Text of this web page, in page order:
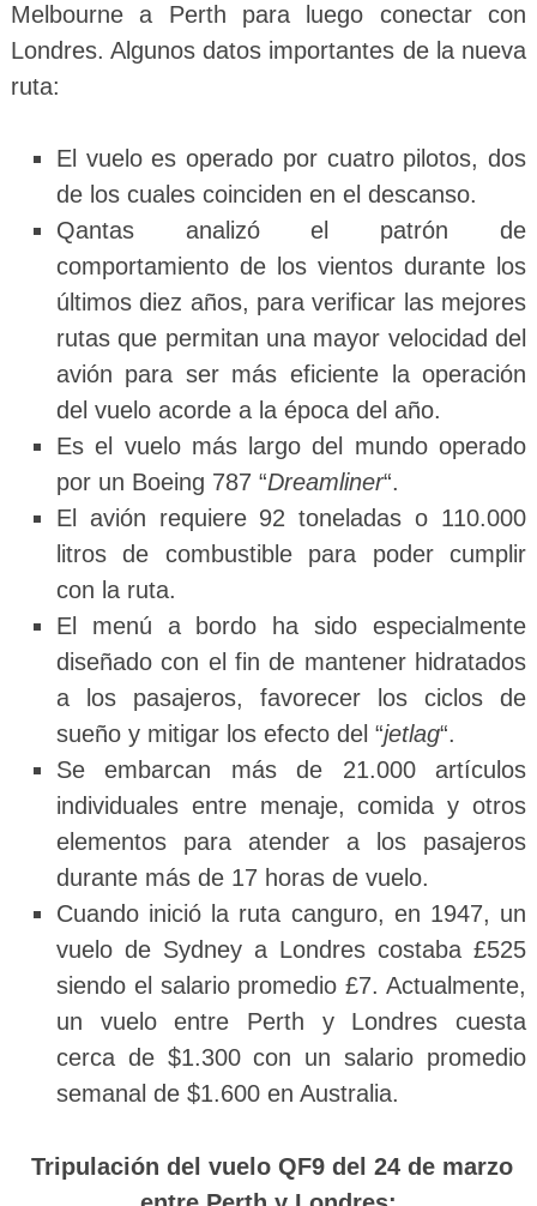
Melbourne a Perth para luego conectar con
Londres. Algunos datos importantes de la nueva
ruta:
El vuelo es operado por cuatro pilotos, dos
de los cuales coinciden en el descanso.
Qantas analizó el patrón de
comportamiento de los vientos durante los
últimos diez años, para verificar las mejores
rutas que permitan una mayor velocidad del
avión para ser más eficiente la operación
del vuelo acorde a la época del año.
Es el vuelo más largo del mundo operado
por un Boeing 787 “Dreamliner“.
El avión requiere 92 toneladas o 110.000
litros de combustible para poder cumplir
con la ruta.
El menú a bordo ha sido especialmente
diseñado con el fin de mantener hidratados
a los pasajeros, favorecer los ciclos de
sueño y mitigar los efecto del “jetlag“.
Se embarcan más de 21.000 artículos
individuales entre menaje, comida y otros
elementos para atender a los pasajeros
durante más de 17 horas de vuelo.
Cuando inició la ruta canguro, en 1947, un
vuelo de Sydney a Londres costaba £525
siendo el salario promedio £7. Actualmente,
un vuelo entre Perth y Londres cuesta
cerca de $1.300 con un salario promedio
semanal de $1.600 en Australia.
Tripulación del vuelo QF9 del 24 de marzo